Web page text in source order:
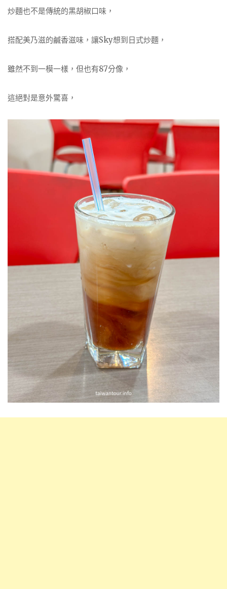
炒麵也不是傳統的黑胡椒口味，
搭配美乃滋的鹹香滋味，讓Sky想到日式炒麵，
雖然不到一模一樣，但也有87分像，
這絕對是意外驚喜，